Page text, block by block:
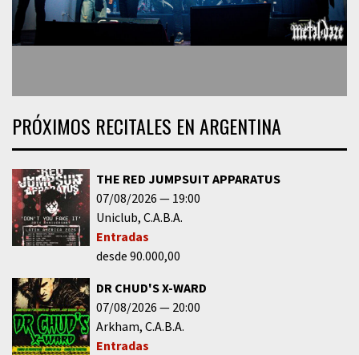
PRÓXIMOS RECITALES EN ARGENTINA
THE RED JUMPSUIT APPARATUS
07/08/2026
19:00
Uniclub C.A.B.A.
Entradas
desde 90.000,00
DR CHUD'S X-WARD
07/08/2026
20:00
Arkham C.A.B.A.
Entradas